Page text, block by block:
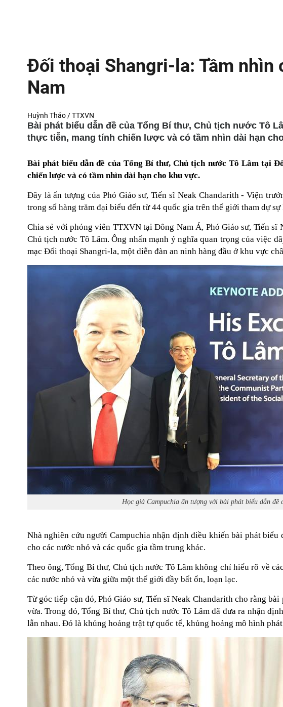
Đối thoại Shangri-la: Tầm
Nam
Huỳnh Thảo / TTXVN
Bài phát biểu dẫn đề của Tổng Bí thư, Chủ tịch nước Tô
thực tiễn, mang tính chiến lược và có tầm nhìn dài hạn
Bài phát biểu dẫn đề của Tổng Bí thư, Chủ tịch nước Tô Lâm tại
chiến lược và có tầm nhìn dài hạn cho khu vực.
Đây là ấn tượng của Phó Giáo sư, Tiến sĩ Neak Chandarith - Viện
trong số hàng trăm đại biểu đến từ 44 quốc gia trên thế giới tham dự sự
Chia sẻ với phóng viên TTXVN tại Đông Nam Á, Phó Giáo sư, Tiến
Chủ tịch nước Tô Lâm. Ông nhấn mạnh ý nghĩa quan trọng của việc
mạc Đối thoại Shangri-la, một diễn đàn an ninh hàng đầu ở khu vực
Học giả Campuchia ấn tượng với bài phát biểu dẫn
Nhà nghiên cứu người Campuchia nhận định điều khiến bài phát
cho các nước nhỏ và các quốc gia tầm trung khác.
Theo ông, Tổng Bí thư, Chủ tịch nước Tô Lâm không chỉ hiểu rõ về
các nước nhỏ và vừa giữa một thế giới đầy bất ổn, loạn lạc.
Từ góc tiếp cận đó, Phó Giáo sư, Tiến sĩ Neak Chandarith cho rằng
vừa. Trong đó, Tổng Bí thư, Chủ tịch nước Tô Lâm đã đưa ra nhận
lẫn nhau. Đó là khủng hoảng trật tự quốc tế, khủng hoảng mô hình